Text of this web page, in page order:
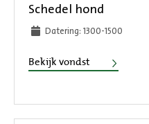
Schedel hond
Datering: 1300-1500
Bekijk vondst Schedel hond